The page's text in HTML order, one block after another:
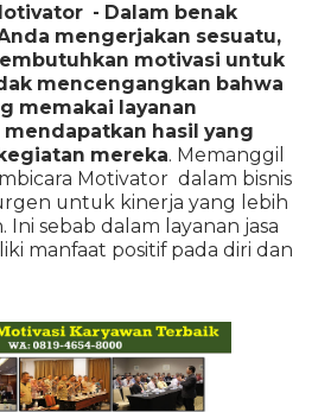
- Dalam benak
mengerjakan sesuatu,
motivasi untuk
mencengangkan bahwa
memakai layanan
hasil yang
mereka. Memanggil
Motivator dalam bisnis
untuk kinerja yang lebih
Ini sebab dalam layanan jasa
manfaat positif pada diri dan